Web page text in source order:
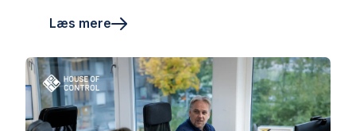
Læs mere